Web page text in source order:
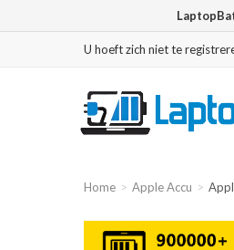
U hoeft zich niet te
Home Apple Accu